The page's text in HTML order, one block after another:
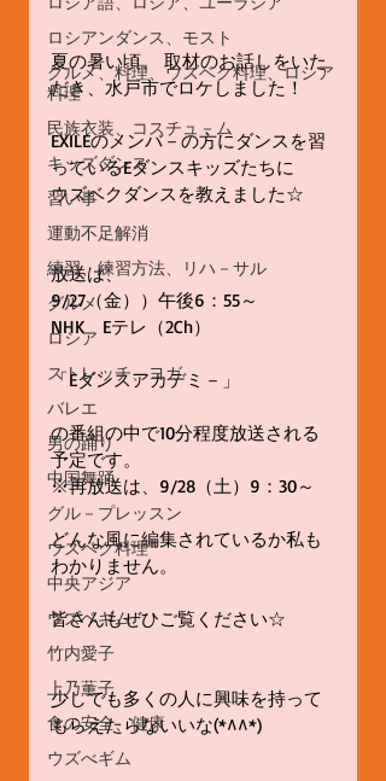
ロシアンダンス、モスト
グルメ、料理、ウズベク料理、ロシア
料理
民族衣装、コスチュ－ム
キッズダンス
習い事
運動不足解消
練習、練習方法、リハ－サル
グルメ
ロシア
ストレッチ、ヨガ
バレエ
男の踊り
中国舞踊
グル－プレッスン
ウズベク料理
中央アジア
ウズベギム
竹内愛子
上乃薫子
食の安全、健康
ウズべギム
夏の暑い頃、 取材のお話しをいた
だき、水戸市でロケしました！
EXILEのメンバ－の方にダンスを習
っているEダンスキッズたちに
ウズベクダンスを教えました☆
放送は、
9/27（金））午後6：55～
NHK　Eテレ（2Ch）
「Eダンスアカデミ－」
の番組の中で10分程度放送される
予定です。
※再放送は、9/28（土）9：30～
どんな風に編集されているか私も
わかりません。
皆さんもぜひご覧ください☆
少しでも多くの人に興味を持って
もらえたらないいな(*^^*)